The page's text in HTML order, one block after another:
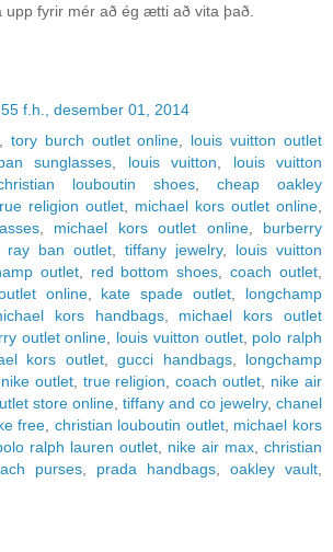
upp fyrir mér að ég ætti að vita það.
f.h., desember 01, 2014
tory burch outlet online
louis vuitton outlet
sunglasses louis vuitton
louis vuitton
louboutin shoes
cheap oakley
religion outlet michael kors outlet online
, michael kors outlet online, burberry
ray ban outlet tiffany jewelry, louis vuitton
outlet, red bottom shoes ,coach outlet
online, kate spade outlet
longchamp
kors handbags, michael kors outlet
outlet online louis vuitton outlet, polo ralph
kors outlet, gucci handbags, longchamp
nike outlet, true religion ,coach outlet
nike air
store online tiffany and co jewelry, chanel
free christian louboutin outlet, michael kors
ralph lauren outlet nike air max christian
purses prada handbags oakley vault